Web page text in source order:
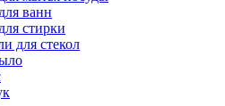
ванн
стирки
для стекол